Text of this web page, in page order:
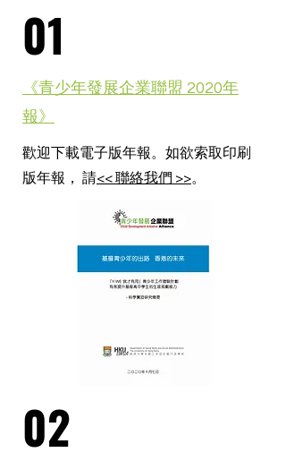
01
《青少年發展企業聯盟 2020年
報》
歡迎下載電子版年報。如欲索取印刷
版年報， 請<< 聯絡我們 >>。
02